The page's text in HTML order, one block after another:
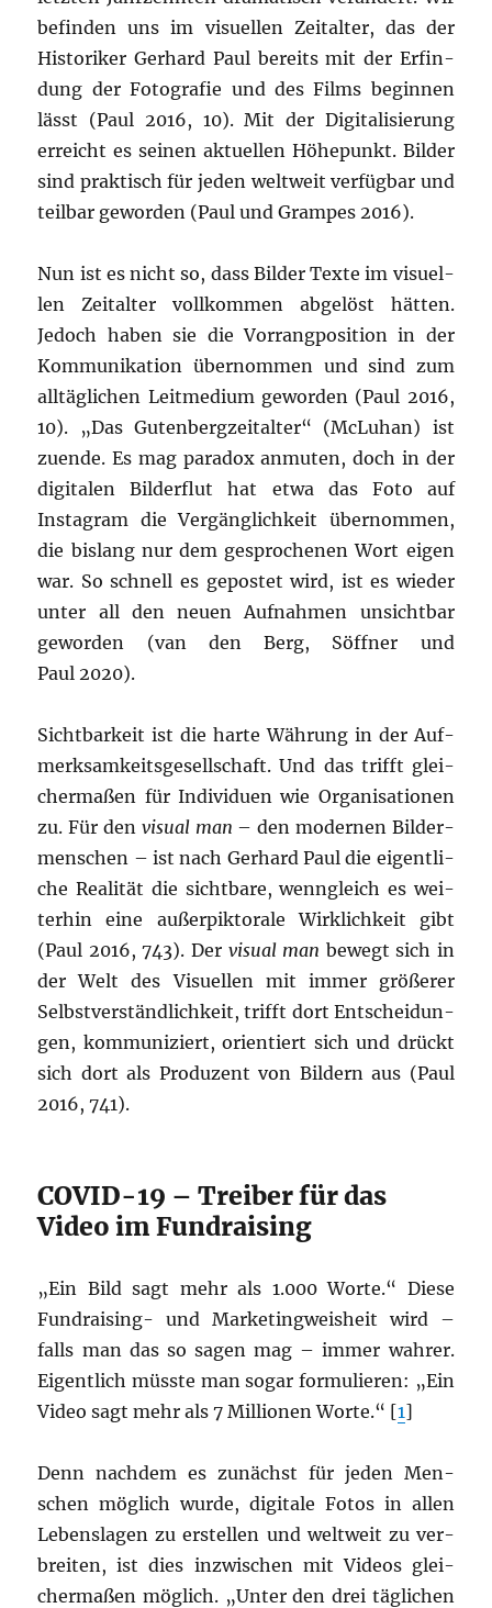
befin­den uns im visu­el­len Zeit­al­ter, das der
His­to­ri­ker Ger­hard Paul bereits mit der Erfin­
dung der Foto­gra­fie und des Films begin­nen
lässt (Paul 2016, 10). Mit der Digi­ta­li­sie­rung
erreicht es sei­nen aktu­el­len Höhe­punkt. Bil­der
sind prak­tisch für jeden welt­weit ver­füg­bar und
teil­bar gewor­den (Paul und Gram­pes 2016).
Nun ist es nicht so, dass Bil­der Tex­te im visu­el­
len Zeit­al­ter voll­kom­men abge­löst hät­ten.
Jedoch haben sie die Vor­rang­po­si­ti­on in der
Kom­mu­ni­ka­ti­on über­nom­men und sind zum
all­täg­li­chen Leit­me­di­um gewor­den (Paul 2016,
10). „Das Guten­berg­zeit­al­ter“ (McLuhan) ist
zuen­de. Es mag para­dox anmu­ten, doch in der
digi­ta­len Bil­der­flut hat etwa das Foto auf
Insta­gram die Ver­gäng­lich­keit über­nom­men,
die bis­lang nur dem gespro­che­nen Wort eigen
war. So schnell es gepos­tet wird, ist es wie­der
unter all den neu­en Auf­nah­men unsicht­bar
gewor­den (van den Berg, Söff­ner und
Paul 2020).
Sicht­bar­keit ist die har­te Wäh­rung in der Auf­
merk­sam­keits­ge­sell­schaft. Und das trifft glei­
cher­ma­ßen für Indi­vi­du­en wie Orga­ni­sa­tio­nen
zu. Für den visu­al man – den moder­nen Bil­der­
men­schen – ist nach Ger­hard Paul die eigent­li­
che Rea­li­tät die sicht­ba­re, wenn­gleich es wei­
ter­hin eine außer­pik­to­ra­le Wirk­lich­keit gibt
(Paul 2016, 743). Der visu­al man bewegt sich in
der Welt des Visu­el­len mit immer grö­ße­rer
Selbst­ver­ständ­lich­keit, trifft dort Ent­schei­dun­
gen, kom­mu­ni­ziert, ori­en­tiert sich und drückt
sich dort als Pro­du­zent von Bil­dern aus (Paul
2016, 741).
COVID-19 – Treiber für das
Video im Fundraising
„Ein Bild sagt mehrals 1.000 Wor­te.“ Die­se
Fund­rai­sing- und Mar­ke­ting­weis­heit wird –
falls mandas so sagen mag – immer wah­rer.
Eigent­lich müss­te man sogar for­mu­lie­ren: „Ein
Video sagt mehr als 7 Mil­lio­nen Wor­te.“ [1]
Denn nach­dem es zunächst für jeden Men­
schen mög­lich wur­de, digi­ta­le Fotos in allen
Lebens­la­gen zu erstel­len und welt­weit zu ver­
brei­ten, ist dies inzwi­schen mit Vide­os glei­
cher­ma­ßen mög­lich. „Unter den drei täg­li­chen